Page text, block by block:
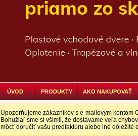
ÚVOD PRODUKTY AKO NAKUPOVAŤ
Upozorňujeme zákazníkov s e-mailovým
Bohužiaľ sme si všimli, že dostávame veľa
môcť doručiť vašu predfaktúru alebo iné dôležité